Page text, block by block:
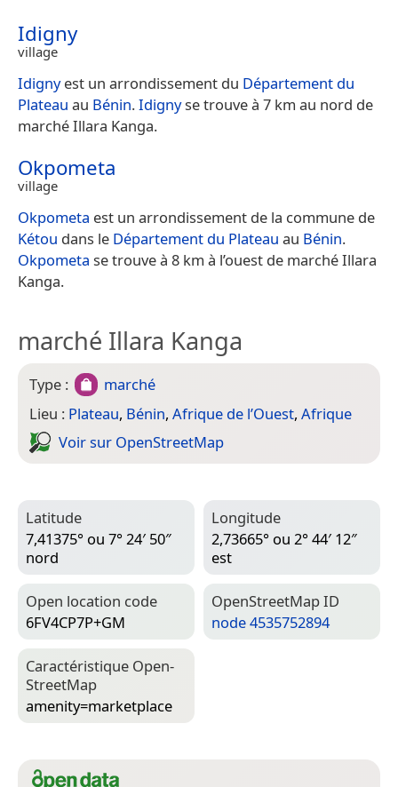
Idigny
village
Idignyest un arrondissement du Département du
Plateau au Bénin.Idignyse trouve à 7 km au nord de
marché Illara Kanga.
Okpometa
village
Okpometa est un arrondissement de la commune de
Kétou dans le Département du Plateau au Bénin.
Okpometa se trouve à 8 km à l’ouest de marché Illara
Kanga.
marché Illara Kanga
Type :
marché
Lieu : Plateau, Bénin, Afrique de l’Ouest, Afrique
Voir sur Open­Street­Map
Latitude
7,41375° ou 7° 24′ 50″
nord
Longitude
2,73665° ou 2° 44′ 12″
est
Open location code
6FV4CP7P+GM
Open­Street­Map ID
node 4535752894
Caractéristique Open­
Street­Map
amenity=­marketplace